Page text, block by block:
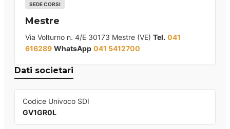
SEDE CORSI
Mestre
Via Volturno n. 4/E 30173 Mestre (VE) Tel. 041
616289 WhatsApp 041 5412700
Dati societari
Codice Univoco SDI
GV1GR0L